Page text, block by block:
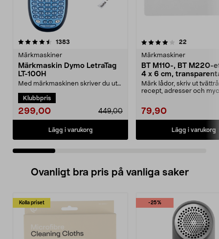
1383
Märkmaskiner
Märkmaskin Dymo LetraTag
LT-100H
Med märkmaskinen skriver du ut
Använd den för att ...
Klubbpris
299,00 449,00
Lägg i varukorg
4.0 av 5 stjärnor 22
Märkmaskiner
BT M110-, BT M220-
4 x 6 cm,
pack
Märk lådor, skriv ut
recept, adresser och
79,90
Lägg i varukorg
4.0 av 5 stjärnor
Ovanligt bra pris på vanliga saker
Kolla priset -25%